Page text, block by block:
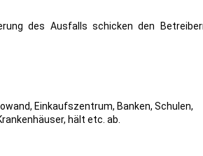
des Ausfalls schicken den
Einkaufszentrum, Banken, Schulen,
hält etc. ab.